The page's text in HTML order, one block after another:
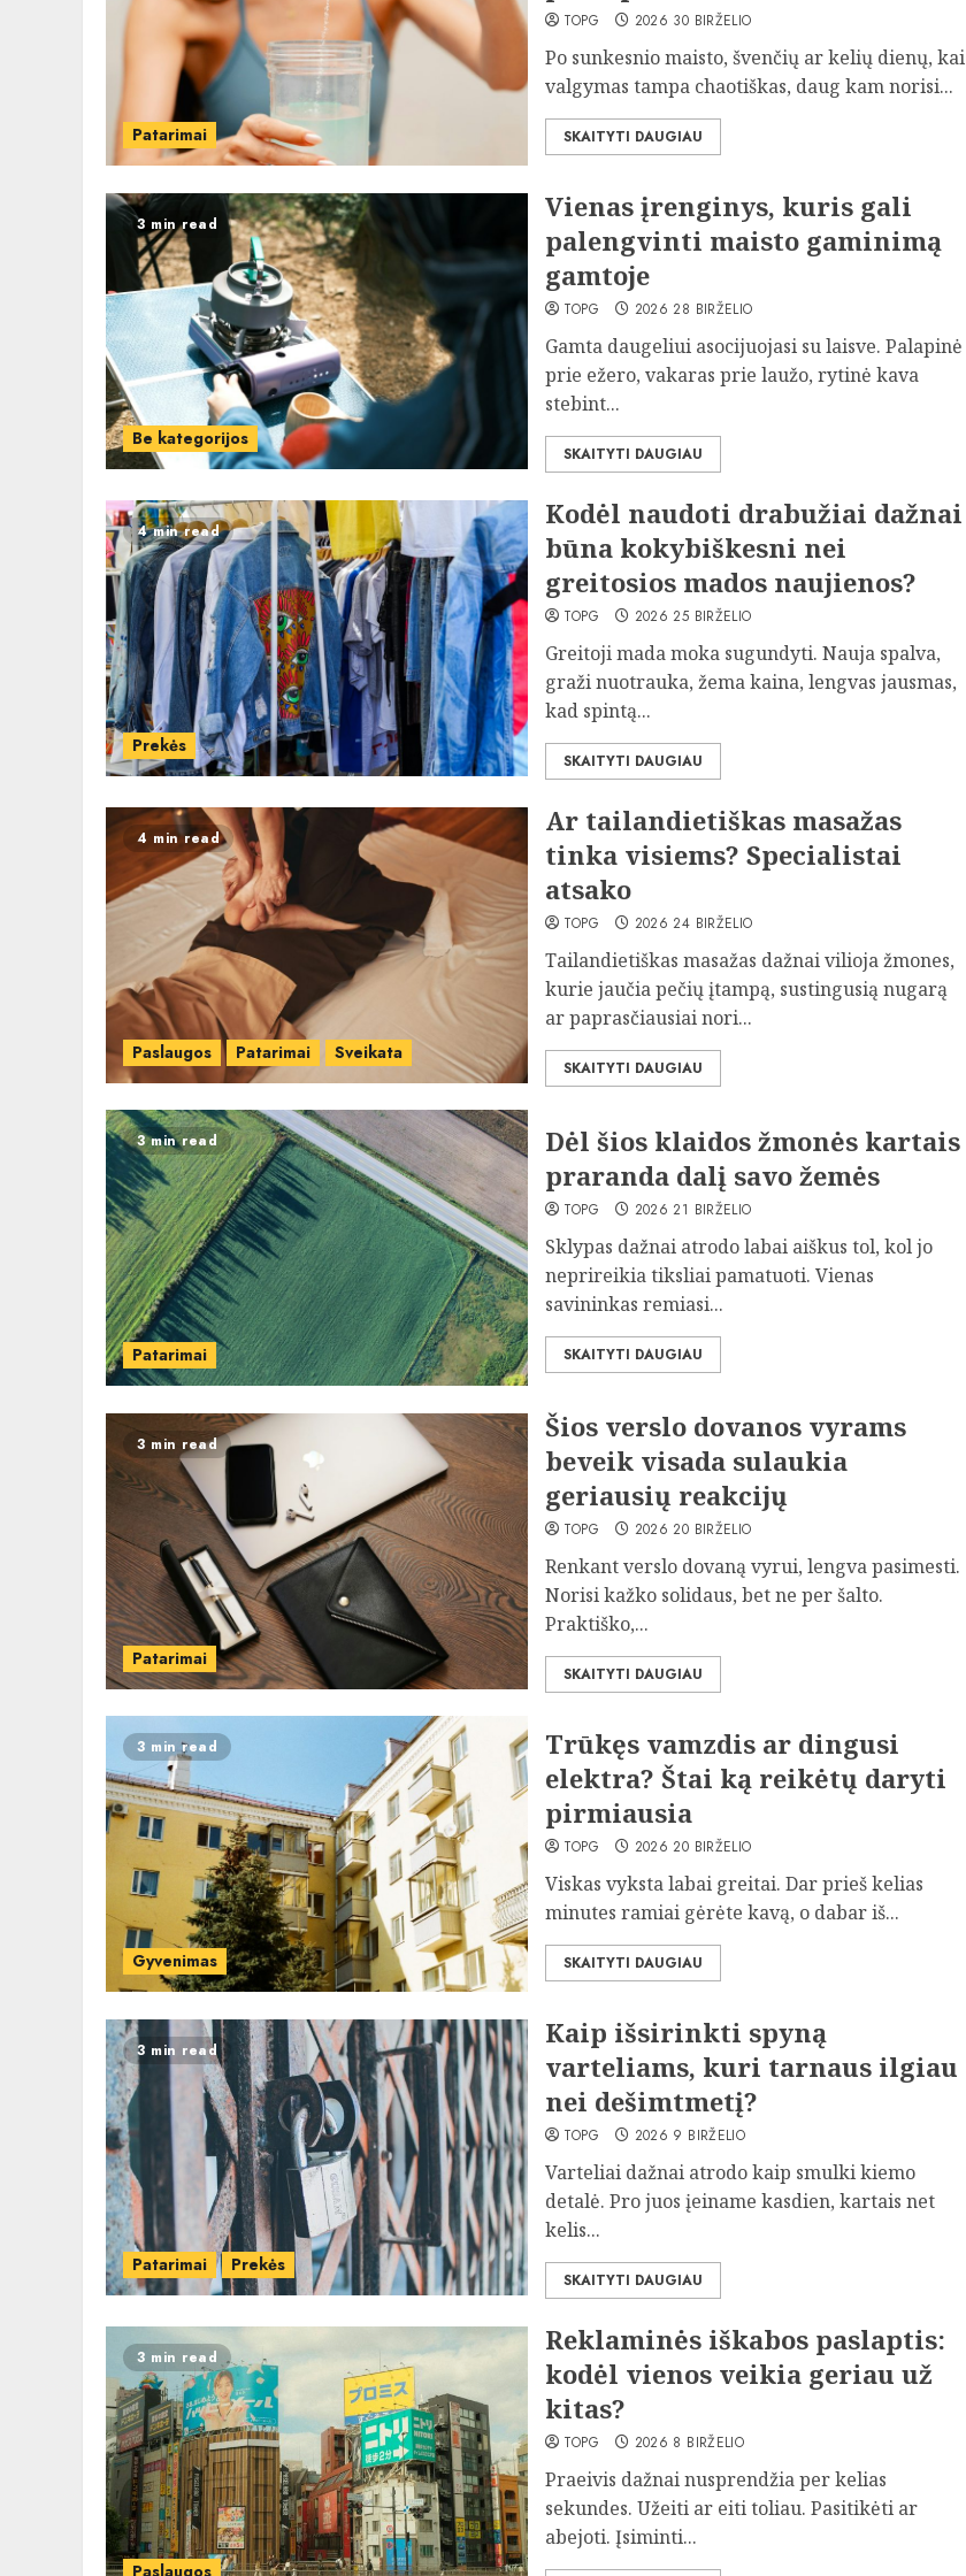
Patarimai
TOPG 2026 30 BIRŽELIO
Po sunkesnio maisto, švenčių ar kelių dienų, kai
valgymas tampa chaotiškas, daug kam norisi...
SKAITYTI DAUGIAU
3 min read
Be kategorijos
Vienas įrenginys, kuris gali
palengvinti maisto gaminimą
gamtoje
TOPG 2026 28 BIRŽELIO
Gamta daugeliui asocijuojasi su laisve. Palapinė
prie ežero, vakaras prie laužo, rytinė kava
stebint...
SKAITYTI DAUGIAU
4 min read
Prekės
Kodėl naudoti drabužiai dažnai
būna kokybiškesni nei
greitosios mados naujienos?
TOPG 2026 25 BIRŽELIO
Greitoji mada moka sugundyti. Nauja spalva,
graži nuotrauka, žema kaina, lengvas jausmas,
kad spintą...
SKAITYTI DAUGIAU
4 min read
Paslaugos Patarimai Sveikata
Ar tailandietiškas masažas
tinka visiems? Specialistai
atsako
TOPG 2026 24 BIRŽELIO
Tailandietiškas masažas dažnai vilioja žmones,
kurie jaučia pečių įtampą, sustingusią nugarą
ar paprasčiausiai nori...
SKAITYTI DAUGIAU
3 min read
Patarimai
Dėl šios klaidos žmonės kartais
praranda dalį savo žemės
TOPG 2026 21 BIRŽELIO
Sklypas dažnai atrodo labai aiškus tol, kol jo
neprireikia tiksliai pamatuoti. Vienas
savininkas remiasi...
SKAITYTI DAUGIAU
3 min read
Patarimai
Šios verslo dovanos vyrams
beveik visada sulaukia
geriausių reakcijų
TOPG 2026 20 BIRŽELIO
Renkant verslo dovaną vyrui, lengva pasimesti.
Norisi kažko solidaus, bet ne per šalto.
Praktiško,...
SKAITYTI DAUGIAU
3 min read
Gyvenimas
Trūkęs vamzdis ar dingusi
elektra? Štai ką reikėtų daryti
pirmiausia
TOPG 2026 20 BIRŽELIO
Viskas vyksta labai greitai. Dar prieš kelias
minutes ramiai gėrėte kavą, o dabar iš...
SKAITYTI DAUGIAU
3 min read
Patarimai Prekės
Kaip išsirinkti spyną
varteliams, kuri tarnaus ilgiau
nei dešimtmetį?
TOPG 2026 9 BIRŽELIO
Varteliai dažnai atrodo kaip smulki kiemo
detalė. Pro juos įeiname kasdien, kartais net
kelis...
SKAITYTI DAUGIAU
3 min read
Paslaugos
Reklaminės iškabos paslaptis:
kodėl vienos veikia geriau už
kitas?
TOPG 2026 8 BIRŽELIO
Praeivis dažnai nusprendžia per kelias
sekundes. Užeiti ar eiti toliau. Pasitikėti ar
abejoti. Įsiminti...